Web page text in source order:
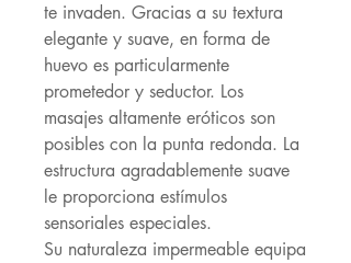
te invaden. Gracias a su textura
elegante y suave, en forma de
huevo es particularmente
prometedor y seductor. Los
masajes altamente eróticos son
posibles con la punta redonda. La
estructura agradablemente suave
le proporciona estímulos
sensoriales especiales.
Su naturaleza impermeable equipa